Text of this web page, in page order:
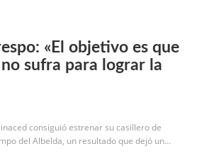
«El objetivo es que
sufra para lograr la
consiguió estrenar su casillero de
del Albelda, un resultado que dejó un...